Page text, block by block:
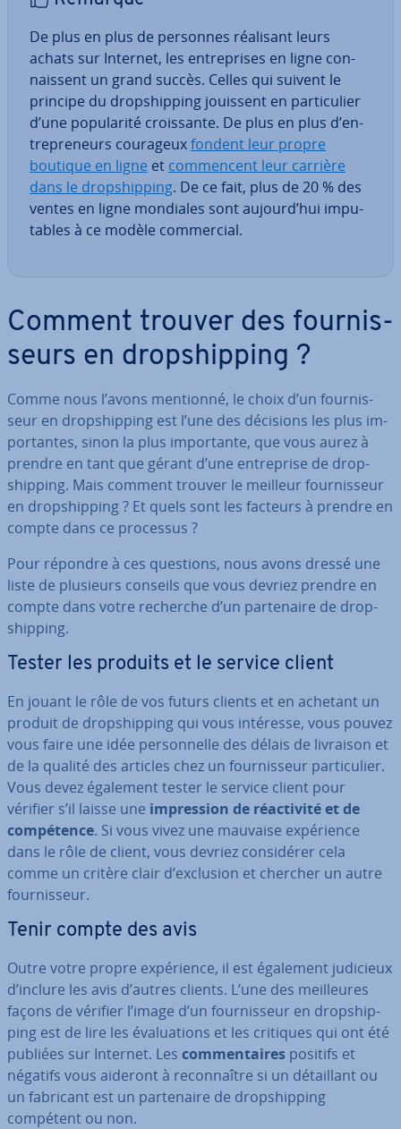
De plus en plus de personnes réalisant leurs
achats sur Internet, les en­tre­prises en ligne con­
nais­sent un grand succès. Celles qui suivent le
principe du drop­ship­ping jouissent en par­ti­cu­lier
d’une po­pu­la­rité crois­sante. De plus en plus d’en­
tre­pre­neurs courageuxfondent leur propre
boutique en ligne et com­men­cent leur carrière
dans le drop­ship­ping. De ce fait, plus de 20 % des
ventes en ligne mondiales sont aujourd’hui im­pu­
tables à ce modèle com­mer­cial.
Comment trouver des four­nis­
seurs en drop­ship­ping ?
Comme nous l’avons mentionné, le choix d’un four­nis­
seur en drop­ship­ping est l’une des décisions les plus im­
por­tantes, sinon la plus im­por­tante, que vous aurez à
prendre en tant que gérant d’une en­tre­prise de drop­
ship­ping. Mais comment trouver le meilleur four­nis­seur
en drop­ship­ping ? Et quels sont les facteurs à prendre en
compte dans ce processus ?
Pour répondre à ces questions, nous avons dressé une
liste de plusieurs conseils que vous devriez prendre en
compte dans votre recherche d’un par­te­naire de drop­
ship­ping.
Tester les produits et le service client
En jouant le rôle de vos futurs clients et en achetant un
produit de drop­ship­ping qui vous intéresse, vous pouvez
vous faire une idée per­son­nelle des délais de livraison et
de la qualité des articles chez un four­nis­seur par­ti­cu­lier.
Vous devez également tester le service client pour
vérifier s’il laisse une im­pres­sion de réac­ti­vité et de
com­pé­tence. Si vous vivez une mauvaise ex­pé­rience
dans le rôle de client, vous devriez con­si­dé­rer cela
comme un critère clair d’exclusion et chercher un autre
four­nis­seur.
Tenir compte des avis
Outre votre propre ex­pé­rience, il est également judicieux
d’inclure les avis d’autres clients. L’une des meil­leures
façons de vérifier l’image d’un four­nis­seur en drop­ship­
ping est de lire les éva­lua­tions et les critiques qui ont été
publiées sur Internet. Les com­men­taires positifs et
négatifs vous aideront à re­con­naître si un dé­tail­lant ou
un fabricant est un par­te­naire de drop­ship­ping
compétent ou non.